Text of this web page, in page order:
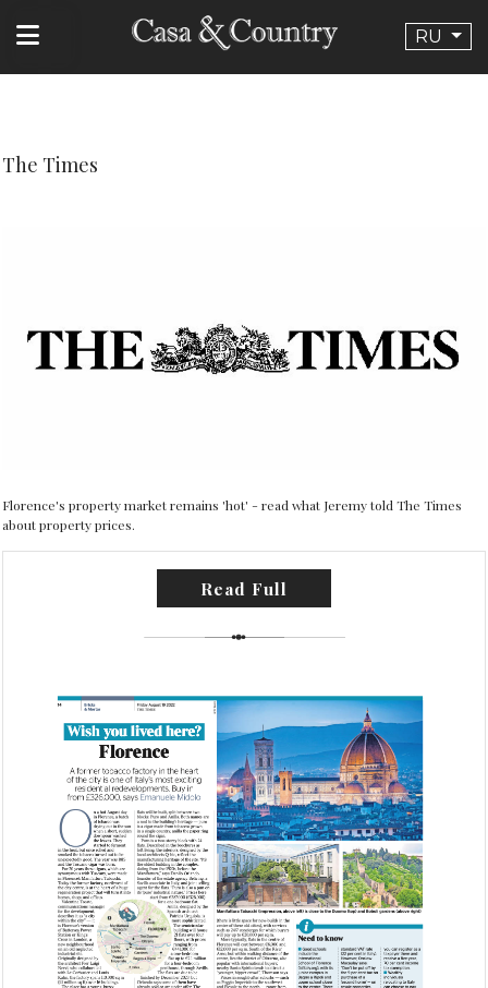
RU
The Times
Florence's property market remains 'hot' - read what Jeremy told The Times
about property prices.
Read Full